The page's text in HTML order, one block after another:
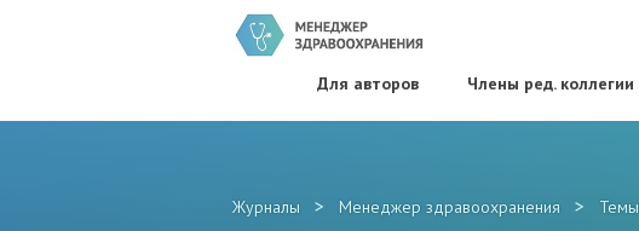
Для авторов Члены ред. коллегии
Журналы > Менеджер здравоохранения > Темы